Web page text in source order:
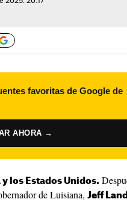
favoritas de Google de
AHORA →
los Estados Unidos.
de Luisiana, Jeff